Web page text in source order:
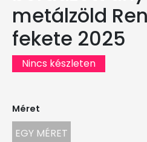
metálzöld
fekete 2025
Nincs készleten
Méret
EGY MÉRET